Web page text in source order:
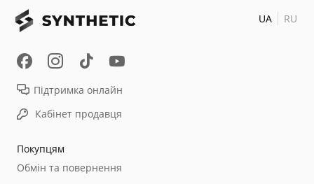
Покупцям
Обмін та повернення
Підтримка онлайн
Кабінет продавця
UA RU